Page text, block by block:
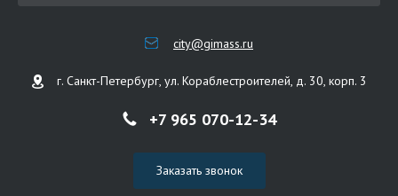
city@gimass.ru
г. Санкт-Петербург, ул. Кораблестроителей, д. 30, корп. 3
+7 965 070-12-34
Заказать звонок